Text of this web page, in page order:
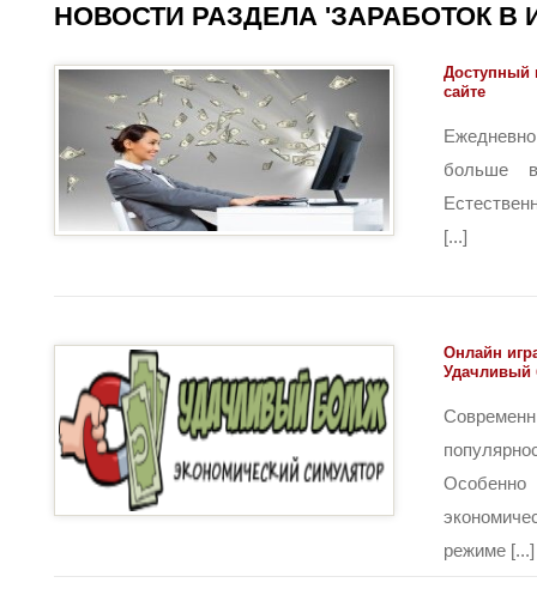
НОВОСТИ РАЗДЕЛА 'ЗАРАБОТОК В
Доступный
сайте
больше
[...]
Онлайн
Удачливый
режиме [...]